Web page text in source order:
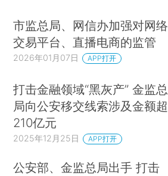
市监总局、网信办加强对网络
交易平台、直播电商的监管
2026年01月07日 APP打开
打击金融领域“黑灰产” 金监总
局向公安移交线索涉及金额超
210亿元
2025年12月25日 APP打开
公安部、金监总局出手 打击